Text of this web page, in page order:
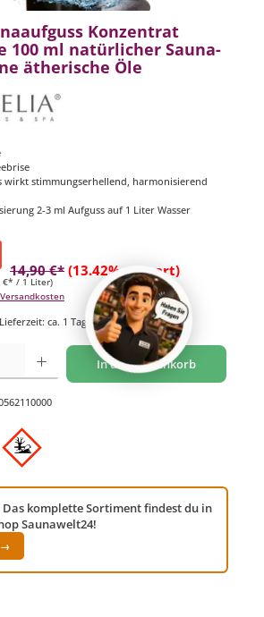
Konzentrat
100 ml natürlicher Sauna-
ätherische Öle
wirkt stimmungserhellend, harmonisierend
2-3 ml Aufguss auf 1 Liter Wasser
14,90 €* (13.42% gespart)
€* / 1 Liter)
ca. 1 Tag
gewünschten Wert ein oder benutze die Schaltflächen um
In den Warenkorb
Das komplette Sortiment findest du in
Saunawelt24!
→